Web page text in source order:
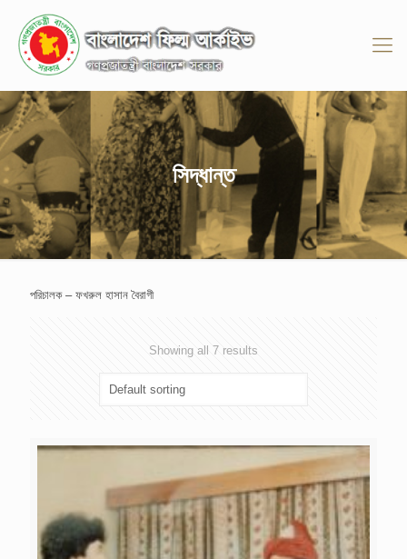
সিদ্ধান্ত
পরিচালক – ফখরুল হাসান বৈরাগী
Showing all 7 results